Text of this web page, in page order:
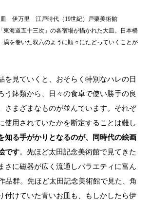
皿 伊万里 江戸時代（19世紀）戸栗美術館
東海道五十三次」の各宿場が描かれた大皿。日本橋
渦を巻いた双六のように順々にたどっていくことが
を見ていくと、おそらく特別なハレの日
う鉢類から、日々の食卓で使い勝手の良
さまざまなものが並んでいます。それぞ
使用されていたかを断定することは難し
知る手がかりとなるのが、同時代の絵画
です。先ほど太田記念美術館で見てきた
さに磁器が広く流通しバラエティに富ん
品群。先ほど太田記念美術館で見た、角
付けていた青いお皿も、もしかしたら伊